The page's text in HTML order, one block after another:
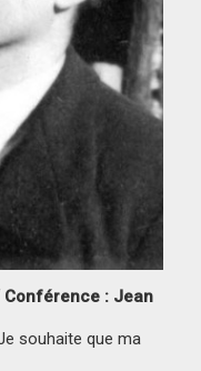
: Jean
souhaite que ma